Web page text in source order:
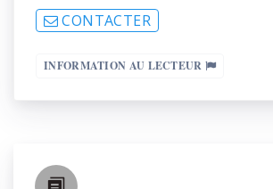
CONTACTER
INFORMATION AU LECTEUR